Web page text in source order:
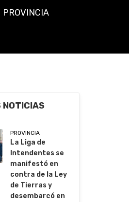
PROVINCIA
NOTICIAS
PROVINCIA
La Liga de
Intendentes se
manifestó en
contra de la Ley
de Tierras y
desembarcó en